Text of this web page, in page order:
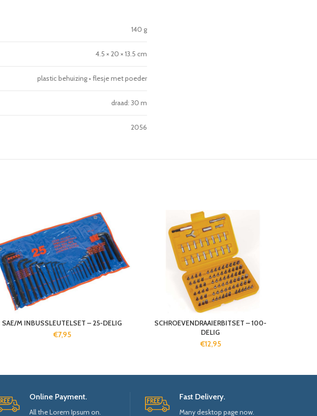
140 g
4.5 × 20 × 13.5 cm
plastic behuizing • flesje met poeder
draad: 30 m
2056
SAE/M INBUSSLEUTELSET – 25-DELIG
€7,95
SCHROEVENDRAAIERBITSET – 100-
DELIG
€12,95
Online Payment.
All the Lorem Ipsum on.
Fast Delivery.
Many desktop page now.